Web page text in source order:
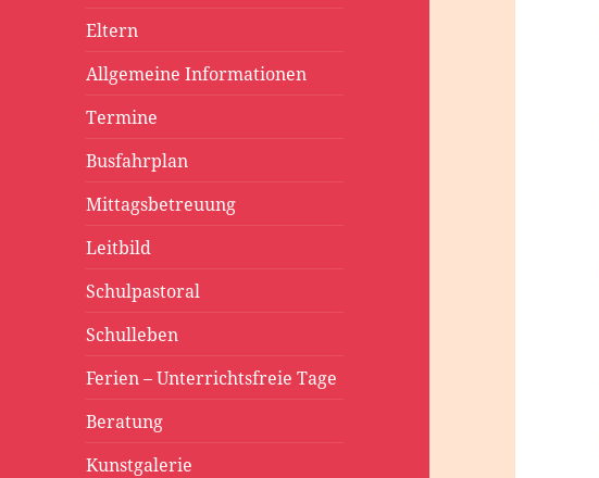
Eltern
Allgemeine Informationen
Termine
Busfahrplan
Mittagsbetreuung
Leitbild
Schulpastoral
Schulleben
Ferien – Unterrichtsfreie Tage
Beratung
Kunstgalerie